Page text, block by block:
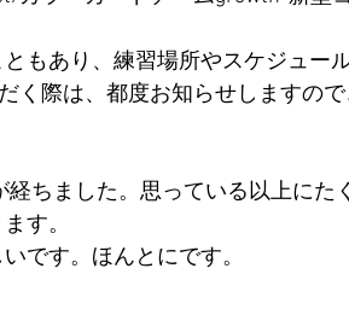
もあり、練習場所やスケジュー
く際は、都度お知らせしますの
ちました。思っている以上にた
す。
です。ほんとにです。